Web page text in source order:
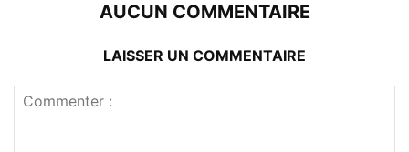
AUCUN COMMENTAIRE
LAISSER UN COMMENTAIRE